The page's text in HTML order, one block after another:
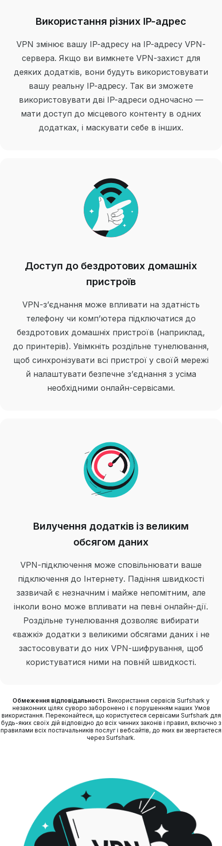
Використання різних IP-адрес
VPN змінює вашу IP-адресу на IP-адресу VPN-
сервера. Якщо ви вимкнете VPN-захист для
деяких додатків, вони будуть використовувати
вашу реальну IP-адресу. Так ви зможете
використовувати дві IP-адреси одночасно —
мати доступ до місцевого контенту в одних
додатках, і маскувати себе в інших.
Доступ до бездротових домашніх
пристроїв
VPN-з’єднання може впливати на здатність
телефону чи комп’ютера підключатися до
бездротових домашніх пристроїв (наприклад,
до принтерів). Увімкніть роздільне тунелювання,
щоб синхронізувати всі пристрої у своїй мережі
й налаштувати безпечне з’єднання з усіма
необхідними онлайн-сервісами.
Вилучення додатків із великим
обсягом даних
VPN-підключення може сповільнювати ваше
підключення до Інтернету. Падіння швидкості
зазвичай є незначним і майже непомітним, але
інколи воно може впливати на певні онлайн-дії.
Роздільне тунелювання дозволяє вибирати
«важкі» додатки з великими обсягами даних і не
застосовувати до них VPN-шифрування, щоб
користуватися ними на повній швидкості.
Обмеження відповідальності. Використання сервісів Surfshark у
незаконних цілях суворо заборонено і є порушенням наших Умов
використання. Переконайтеся, що користуєтеся сервісами Surfshark для
будь-яких своїх дій відповідно до всіх чинних законів і правил, включно з
правилами всіх постачальників послуг і вебсайтів, до яких ви звертаєтеся
через Surfshark.